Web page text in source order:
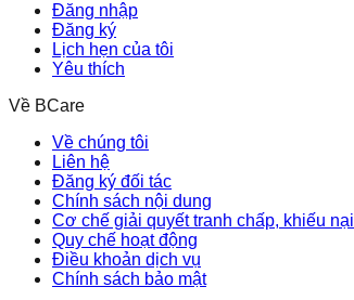
Đăng nhập
Đăng ký
Lịch hẹn của tôi
Yêu thích
Về BCare
Về chúng tôi
Liên hệ
Đăng ký đối tác
Chính sách nội dung
Cơ chế giải quyết tranh chấp, khiếu nại
Quy chế hoạt động
Điều khoản dịch vụ
Chính sách bảo mật